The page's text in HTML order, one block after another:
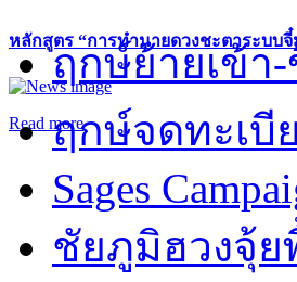
หลักสูตร “การทำนายดวงชะตาระบบจี๋
Read more
ฤกษ์ย้ายเข้า
ฤกษ์จดทะเบี
Sages
ชัยภูมิฮวงจุ้